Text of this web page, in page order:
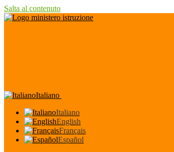
Salta al contenuto
Italiano
Italiano
English
Français
Español